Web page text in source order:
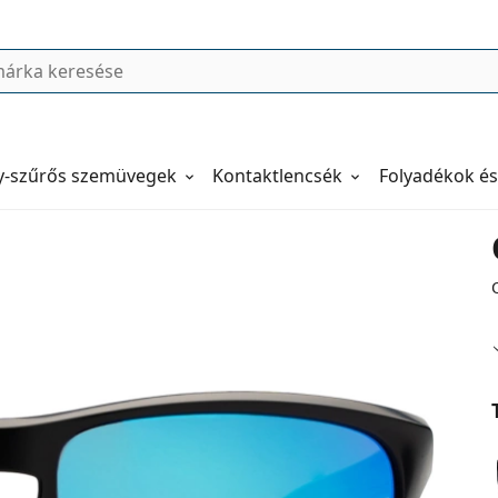
Kontaktlencsék
szűrős szemüvegek Folyadékok